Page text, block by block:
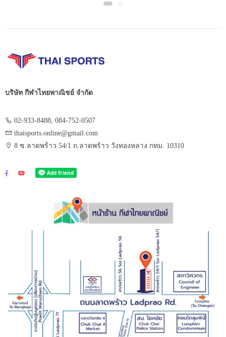
บริษัท กีฬาไทยพาณิชย์ จำกัด
02-933-8488, 084-752-0507
thaisports.online@gmail.com
8 ซ.ลาดพร้าว 54/1 ถ.ลาดพร้าว วังทองหลาง กทม. 10310